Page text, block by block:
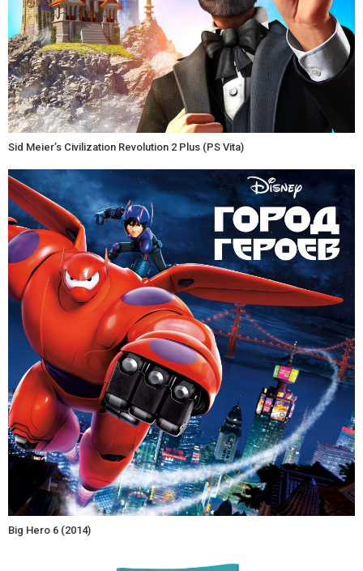
Sid Meier’s Civilization Revolution 2 Plus (PS Vita)
Big Hero 6 (2014)